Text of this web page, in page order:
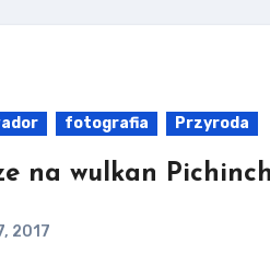
fotografia Przyroda
na wulkan
2017